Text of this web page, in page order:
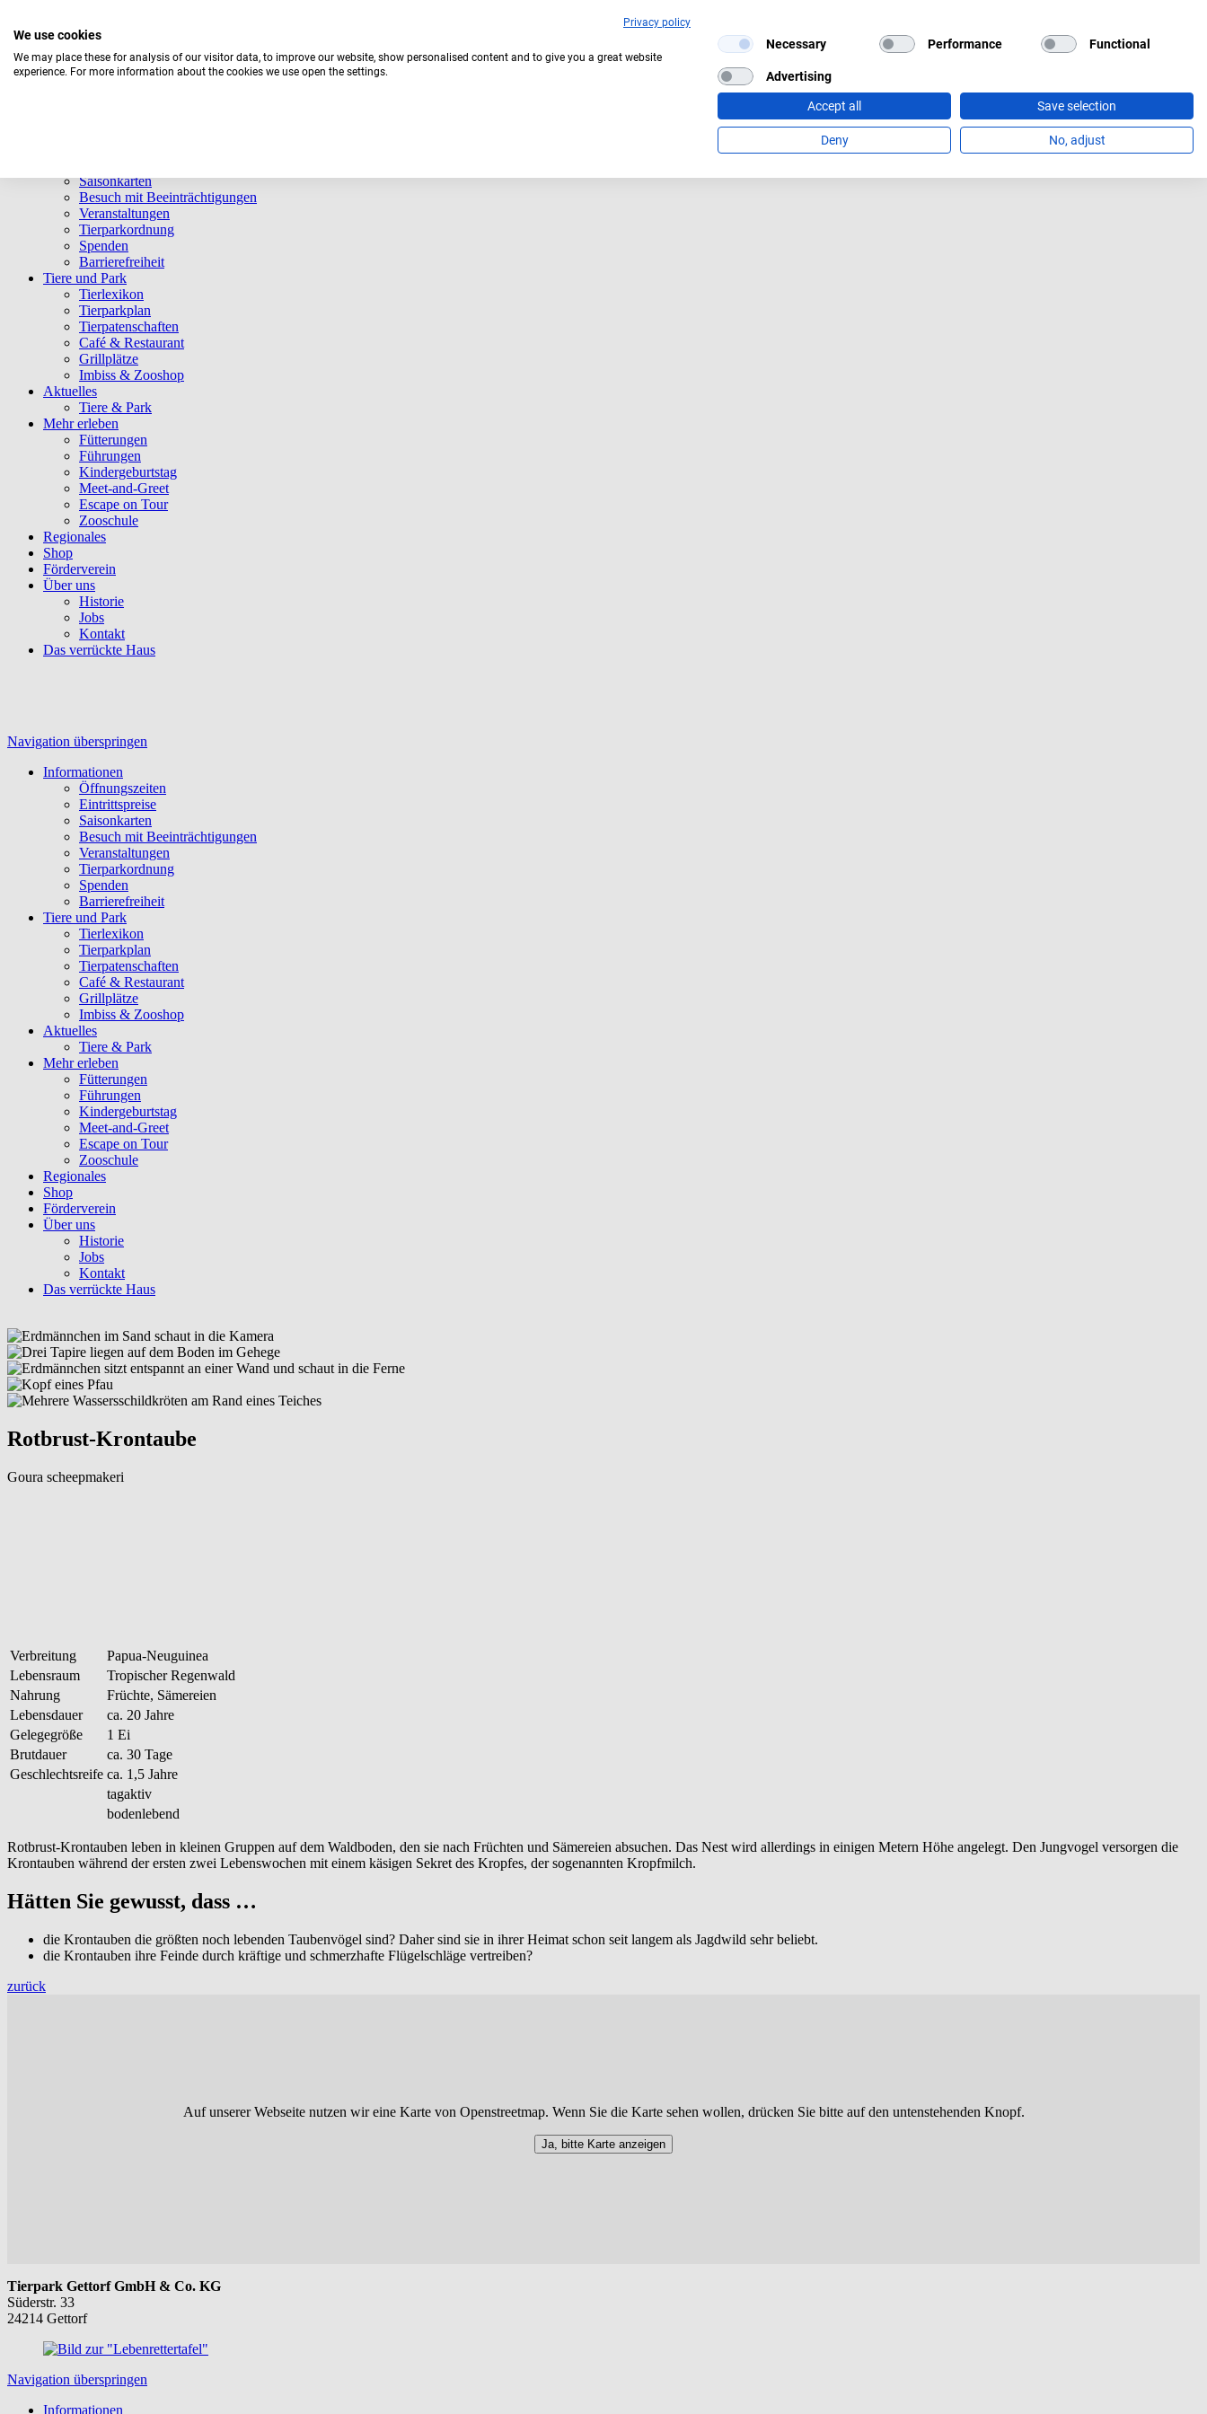
Aktuelles Wetter:18°C Bedeckt
Saisonkarten
Besuch mit Beeinträchtigungen
Veranstaltungen
Tierparkordnung
Spenden
Barrierefreiheit
Tiere und Park
Tierlexikon
Tierparkplan
Tierpatenschaften
Café & Restaurant
Grillplätze
Imbiss & Zooshop
Aktuelles
Tiere & Park
Mehr erleben
Fütterungen
Führungen
Kindergeburtstag
Meet-and-Greet
Escape on Tour
Zooschule
Regionales
Shop
Förderverein
Über uns
Historie
Jobs
Kontakt
Das verrückte Haus
Navigation überspringen
Informationen
Öffnungszeiten
Eintrittspreise
Saisonkarten
Besuch mit Beeinträchtigungen
Veranstaltungen
Tierparkordnung
Spenden
Barrierefreiheit
Tiere und Park
Tierlexikon
Tierparkplan
Tierpatenschaften
Café & Restaurant
Grillplätze
Imbiss & Zooshop
Aktuelles
Tiere & Park
Mehr erleben
Fütterungen
Führungen
Kindergeburtstag
Meet-and-Greet
Escape on Tour
Zooschule
Regionales
Shop
Förderverein
Über uns
Historie
Jobs
Kontakt
Das verrückte Haus
Rotbrust-Krontaube
Goura scheepmakeri
Verbreitung
Papua-Neuguinea
Lebensraum
Tropischer Regenwald
Nahrung
Früchte, Sämereien
Lebensdauer
ca. 20 Jahre
Gelegegröße
1 Ei
Brutdauer
ca. 30 Tage
Geschlechtsreife ca. 1,5 Jahre
tagaktiv
bodenlebend
Rotbrust-Krontauben leben in kleinen Gruppen auf dem Waldboden, den sie nach Früchten und Sämereien absuchen. Das Nest wird allerdings in einigen Metern Höhe angelegt. Den Jungvogel versorgen die
Krontauben während der ersten zwei Lebenswochen mit einem käsigen Sekret des Kropfes, der sogenannten Kropfmilch.
Hätten Sie gewusst, dass …
die Krontauben die größten noch lebenden Taubenvögel sind? Daher sind sie in ihrer Heimat schon seit langem als Jagdwild sehr beliebt.
die Krontauben ihre Feinde durch kräftige und schmerzhafte Flügelschläge vertreiben?
zurück
Auf unserer Webseite nutzen wir eine Karte von Openstreetmap. Wenn Sie die Karte sehen wollen, drücken Sie bitte auf den untenstehenden Knopf.
Ja, bitte Karte anzeigen
Tierpark Gettorf GmbH & Co. KG
Süderstr. 33
24214 Gettorf
Navigation überspringen
Informationen
Privacy policy
We use cookies
We may place these for analysis of our visitor data, to improve our website, show personalised content and to give you a great website
experience. For more information about the cookies we use open the settings.
Necessary Performance Functional
Advertising
Accept all Save selection
Deny No, adjust